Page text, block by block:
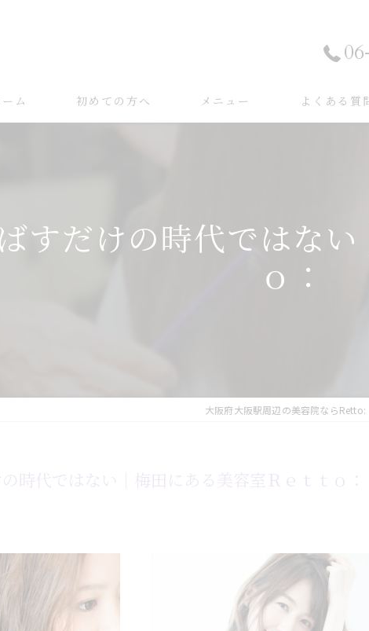
ム 初めての方へ メニュー よくある質
すだけの時代ではな
ｏ：
大阪府大阪駅周辺の美容院ならRetto:
時代ではない｜梅田にある美容室Ｒｅｔｔｏ：